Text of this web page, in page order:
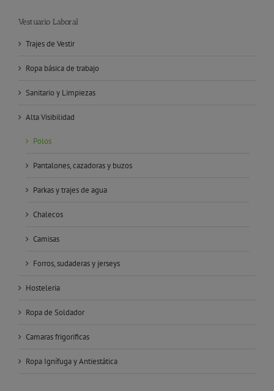
Vestuario Laboral
Trajes de Vestir
Ropa básica de trabajo
Sanitario y Limpiezas
Alta Visibilidad
Polos
Pantalones, cazadoras y buzos
Parkas y trajes de agua
Chalecos
Camisas
Forros, sudaderas y jerseys
Hosteleria
Ropa de Soldador
Camaras frigorificas
Ropa Ignífuga y Antiestática